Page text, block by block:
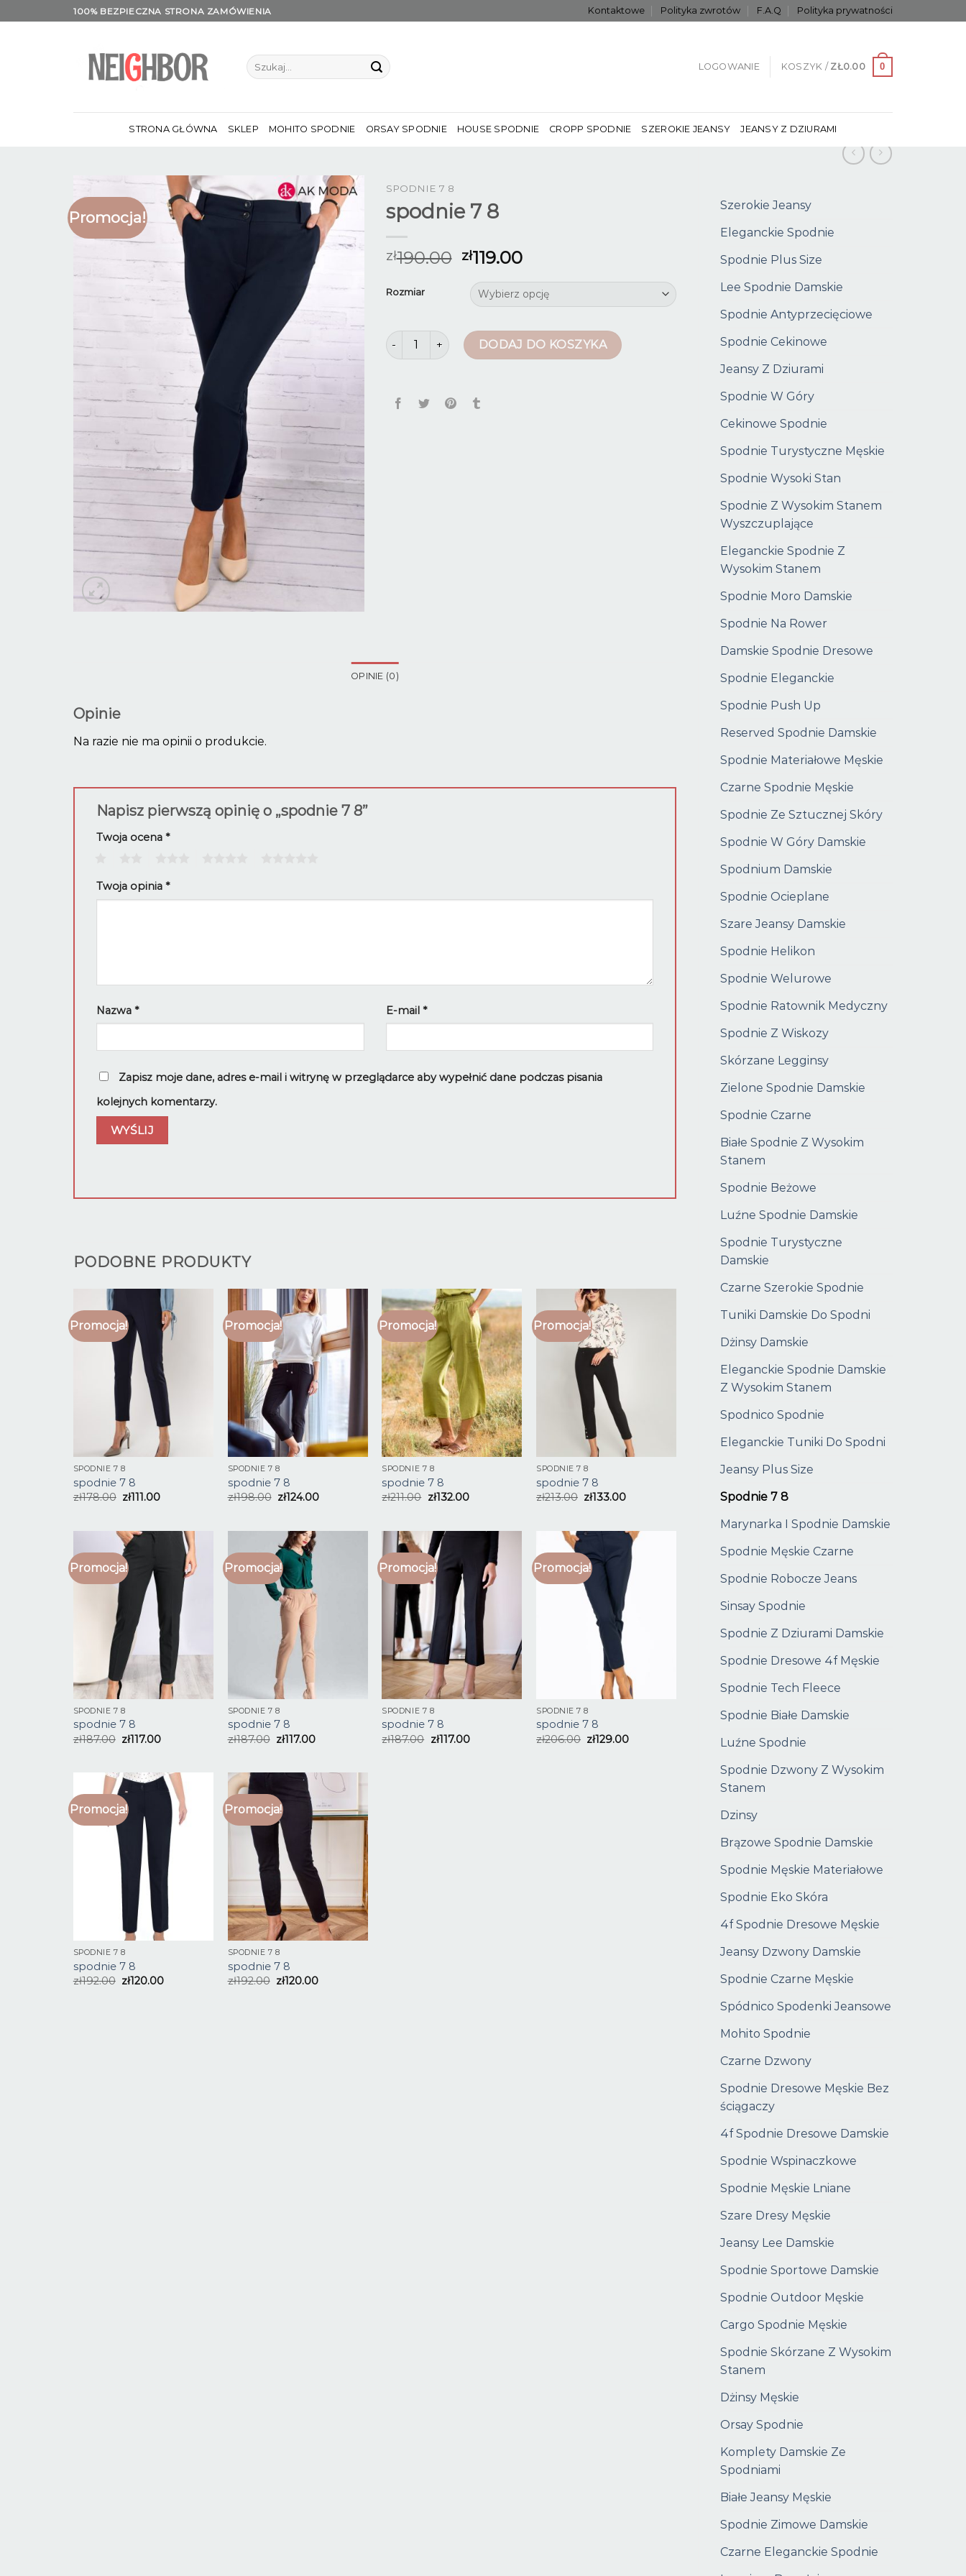
to
100% BEZPIECZNA STRONA ZAMÓWIENIA Kontaktowe Polityka zwrotów F.A.Q Polityka prywatności
Szukaj:
LOGOWANIE KOSZYK / ZŁ0.00 0
STRONA GŁÓWNA SKLEP MOHITO SPODNIE ORSAY SPODNIE HOUSE SPODNIE CROPP SPODNIE SZEROKIE JEANSY JEANSY Z DZIURAMI
Szerokie Jeansy
Eleganckie Spodnie
Spodnie Plus Size
Lee Spodnie Damskie
Spodnie Antyprzecięciowe
Spodnie Cekinowe
Jeansy Z Dziurami
Spodnie W Góry
Cekinowe Spodnie
Spodnie Turystyczne Męskie
Spodnie Wysoki Stan
Spodnie Z Wysokim Stanem
Wyszczuplające
Eleganckie Spodnie Z
Wysokim Stanem
Spodnie Moro Damskie
Spodnie Na Rower
Damskie Spodnie Dresowe
Spodnie Eleganckie
Spodnie Push Up
Reserved Spodnie Damskie
Spodnie Materiałowe Męskie
Czarne Spodnie Męskie
Spodnie Ze Sztucznej Skóry
Spodnie W Góry Damskie
Spodnium Damskie
Spodnie Ocieplane
Szare Jeansy Damskie
Spodnie Helikon
Spodnie Welurowe
Spodnie Ratownik Medyczny
Spodnie Z Wiskozy
Skórzane Legginsy
Zielone Spodnie Damskie
Spodnie Czarne
Białe Spodnie Z Wysokim
Stanem
Spodnie Beżowe
Luźne Spodnie Damskie
Spodnie Turystyczne
Damskie
Czarne Szerokie Spodnie
Tuniki Damskie Do Spodni
Dżinsy Damskie
Eleganckie Spodnie Damskie
Z Wysokim Stanem
Spodnico Spodnie
Eleganckie Tuniki Do Spodni
Jeansy Plus Size
Spodnie 7 8
Marynarka I Spodnie Damskie
Spodnie Męskie Czarne
Spodnie Robocze Jeans
Sinsay Spodnie
Spodnie Z Dziurami Damskie
Spodnie Dresowe 4f Męskie
Spodnie Tech Fleece
Spodnie Białe Damskie
Luźne Spodnie
Spodnie Dzwony Z Wysokim
Stanem
Dzinsy
Brązowe Spodnie Damskie
Spodnie Męskie Materiałowe
Spodnie Eko Skóra
4f Spodnie Dresowe Męskie
Jeansy Dzwony Damskie
Spodnie Czarne Męskie
Spódnico Spodenki Jeansowe
Mohito Spodnie
Czarne Dzwony
Spodnie Dresowe Męskie Bez
ściągaczy
4f Spodnie Dresowe Damskie
Spodnie Wspinaczkowe
Spodnie Męskie Lniane
Szare Dresy Męskie
Jeansy Lee Damskie
Spodnie Sportowe Damskie
Spodnie Outdoor Męskie
Cargo Spodnie Męskie
Spodnie Skórzane Z Wysokim
Stanem
Dżinsy Męskie
Orsay Spodnie
Komplety Damskie Ze
Spodniami
Białe Jeansy Męskie
Spodnie Zimowe Damskie
Czarne Eleganckie Spodnie
Promocja!
SPODNIE 7 8
spodnie 7 8
zł190.00 zł119.00
Rozmiar
ilość spodnie 7 8 DODAJ DO KOSZYKA
OPINIE (0)
Opinie
Na razie nie ma opinii o produkcie.
Napisz pierwszą opinię o „spodnie 7 8”
Twoja ocena *
Twoja opinia *
Nazwa * E-mail *
Zapisz moje dane, adres e-mail i witrynę w przeglądarce aby wypełnić dane podczas pisania
kolejnych komentarzy.
PODOBNE PRODUKTY
Promocja!
SPODNIE 7 8
spodnie 7 8
zł178.00 zł111.00
Promocja!
SPODNIE 7 8
spodnie 7 8
zł198.00 zł124.00
Promocja!
SPODNIE 7 8
spodnie 7 8
zł211.00 zł132.00
Promocja!
SPODNIE 7 8
spodnie 7 8
zł213.00 zł133.00
Promocja!
SPODNIE 7 8
spodnie 7 8
zł187.00 zł117.00
Promocja!
SPODNIE 7 8
spodnie 7 8
zł187.00 zł117.00
Promocja!
SPODNIE 7 8
spodnie 7 8
zł187.00 zł117.00
Promocja!
SPODNIE 7 8
spodnie 7 8
zł206.00 zł129.00
Promocja!
SPODNIE 7 8
spodnie 7 8
zł192.00 zł120.00
Promocja!
SPODNIE 7 8
spodnie 7 8
zł192.00 zł120.00